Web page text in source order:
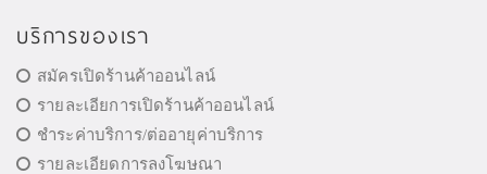
บริการของเรา
สมัครเปิดร้านค้าออนไลน์
รายละเอียการเปิดร้านค้าออนไลน์
ชำระค่าบริการ/ต่ออายุค่าบริการ
รายละเอียดการลงโฆษณา